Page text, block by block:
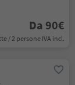
Da 90€
/ 2 persone IVA incl.